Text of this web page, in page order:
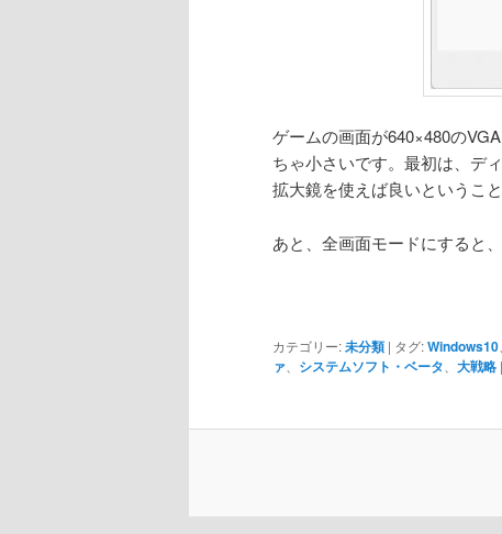
ゲームの画面が640×480の
ちゃ小さいです。最初は、デ
拡大鏡を使えば良いというこ
あと、全画面モードにすると
カテゴリー:未分類 | タグ:Windows10
ァ
システムソフト・ベータ 大戦略 |